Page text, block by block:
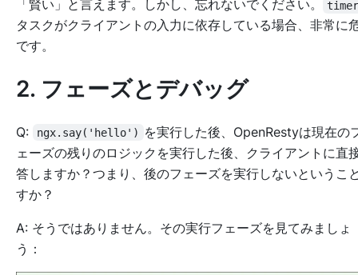
「賢い」と言えます。しかし、忘れないでください。
タスクがクライアントの入力に依存している場合、非常に
です。
2. フェーズとデバッグ
Q: ngx.say('hello')
を実行した後、OpenRestyは現在の
ェーズの残りのロジックを実行した後、クライアントに直
答しますか？つまり、後のフェーズを実行しないというこ
すか？
A: そうではありません。その実行フェーズを見てみましょ
う：